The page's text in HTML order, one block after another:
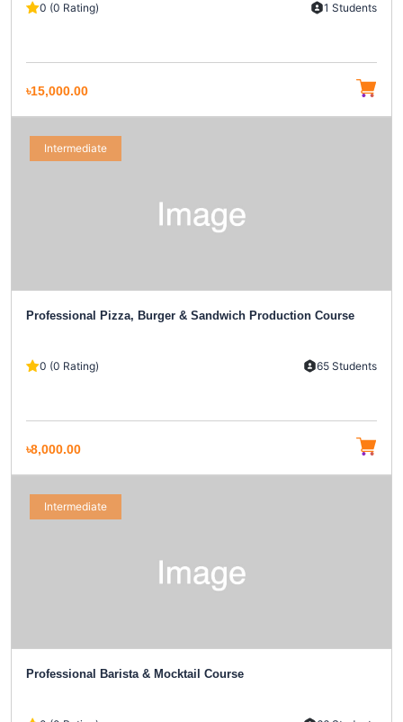
0 (0 Rating) 1 Students
৳15,000.00
Intermediate
Professional Pizza, Burger & Sandwich Production Course
0 (0 Rating) 65 Students
৳8,000.00
Intermediate
Professional Barista & Mocktail Course